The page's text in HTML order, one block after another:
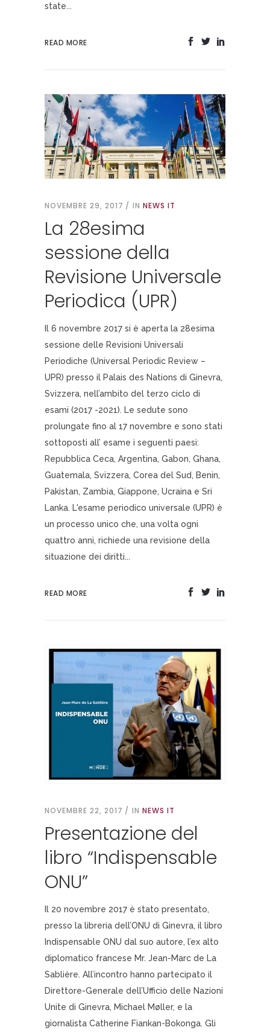
state...
READ MORE
NOVEMBRE 29, 2017 IN NEWS IT
La 28esima
sessione della
Revisione Universale
Periodica (UPR)
Il 6 novembre 2017 si è aperta la 28esima
sessione delle Revisioni Universali
Periodiche (Universal Periodic Review –
UPR) presso il Palais des Nations di Ginevra,
Svizzera, nell’ambito del terzo ciclo di
esami (2017 -2021). Le sedute sono
prolungate fino al 17 novembre e sono stati
sottoposti all’ esame i seguenti paesi:
Repubblica Ceca, Argentina, Gabon, Ghana,
Guatemala, Svizzera, Corea del Sud, Benin,
Pakistan, Zambia, Giappone, Ucraina e Sri
Lanka. L'esame periodico universale (UPR) è
un processo unico che, una volta ogni
quattro anni, richiede una revisione della
situazione dei diritti...
READ MORE
NOVEMBRE 22, 2017 IN NEWS IT
Presentazione del
libro “Indispensable
ONU”
Il 20 novembre 2017 è stato presentato,
presso la libreria dell’ONU di Ginevra, il libro
Indispensable ONU dal suo autore, l’ex alto
diplomatico francese Mr. Jean-Marc de La
Sablière. All’incontro hanno partecipato il
Direttore-Generale dell’Ufficio delle Nazioni
Unite di Ginevra, Michael Møller, e la
giornalista Catherine Fiankan-Bokonga. Gli